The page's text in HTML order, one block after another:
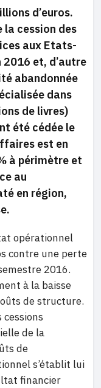
d’euros.
la cession des
aux Etats-
et, d’autre
abandonnée
dans
de livres)
été cédée le
est en
à périmètre et
au
en région,
opérationnel
contre une perte
2016.
à la baisse
de structure.
de la
de
s’établit lui
financier